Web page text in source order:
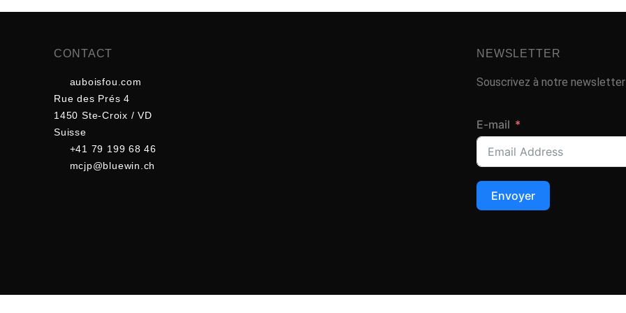
CONTACT
auboisfou.com
Rue des Prés 4
1450 Ste-Croix / VD
Suisse
+41 79 199 68 46
mcjp@bluewin.ch
NEWSLETTER
Souscrivez à notre
E-mail
Envoyer